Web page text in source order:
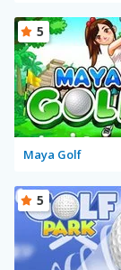
Maya Golf
5
5